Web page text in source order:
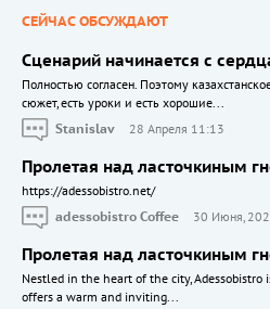
СЕЙЧАС ОБСУЖДАЮТ
Сценарий начинается с
Полностью согласен. Поэтому
сюжет, есть уроки и есть хорошие...
Stanislav
28 Апреля 11:13
Пролетая над ласточкиным
https://adessobistro.net/
adessobistro Coffee
30 Июня,
Пролетая над ласточкиным
Nestled in the heart of the city, Adessobistro
offers a warm and inviting...